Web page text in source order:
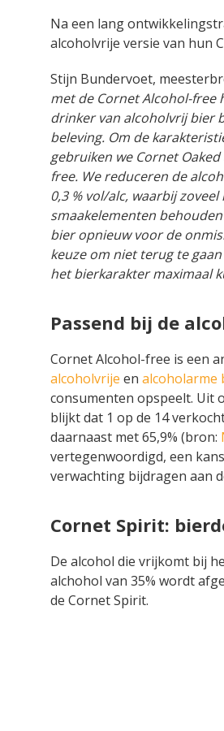
Na een lang
alcoholvrije versie van hun
Stijn Bundervoet,
met de Cornet Alcohol-free
drinker van alcoholvrij bier
beleving. Om de
gebruiken we Cornet
free. We reduceren de
0,3 % vol/alc, waarbij
smaakelementen
bier opnieuw voor de
keuze om niet terug te
het bierkarakter maximaal
Passend bij de
Cornet Alcohol-free is een
alcoholvrije en alcoholarme
consumenten opspeelt. Uit
blijkt dat 1 op de 14
daarnaast met 65,9% (bron:
vertegenwoordigd, een
verwachting bijdragen aan
Cornet Spirit:
De alcohol die vrijkomt bij
alchohol van 35% wordt
de Cornet Spirit.